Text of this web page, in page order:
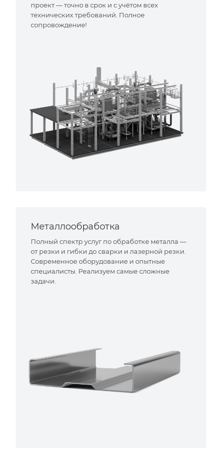
проект — точно в срок и с учётом всех
технических требований. Полное
сопровождение!
Металлообработка
Полный спектр услуг по обработке металла —
от резки и гибки до сварки и лазерной резки.
Современное оборудование и опытные
специалисты. Реализуем самые сложные
задачи.